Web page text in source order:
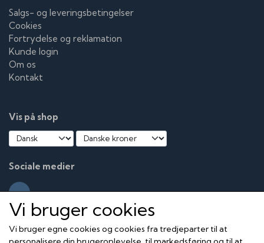
Salgs- og leveringsbetingelser
Cookies
Fortrydelse og reklamation
Kunde login
Om os
Kontakt
Vis på shop
Sociale medier
Vi bruger cookies
Vi bruger egne cookies og cookies fra tredjeparter til at